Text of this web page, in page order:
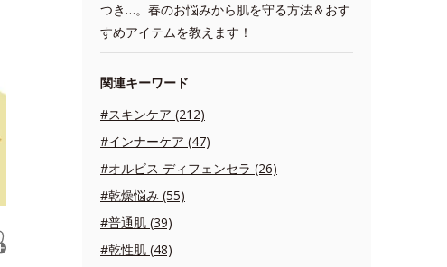
つき…。春のお悩みから肌を守る方法＆おす
すめアイテムを教えます！
関連キーワード
#スキンケア (212)
#インナーケア (47)
#オルビス ディフェンセラ (26)
#乾燥悩み (55)
#普通肌 (39)
#乾性肌 (48)